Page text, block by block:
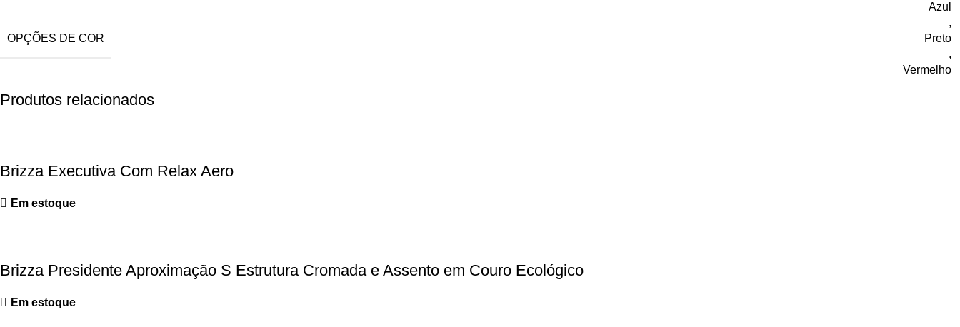
OPÇÕES DE COR
Azul
,
Preto
,
Vermelho
Produtos relacionados
Brizza Executiva Com Relax Aero
Em estoque
Brizza Presidente Aproximação S Estrutura Cromada e Assento em Couro Ecológico
Em estoque